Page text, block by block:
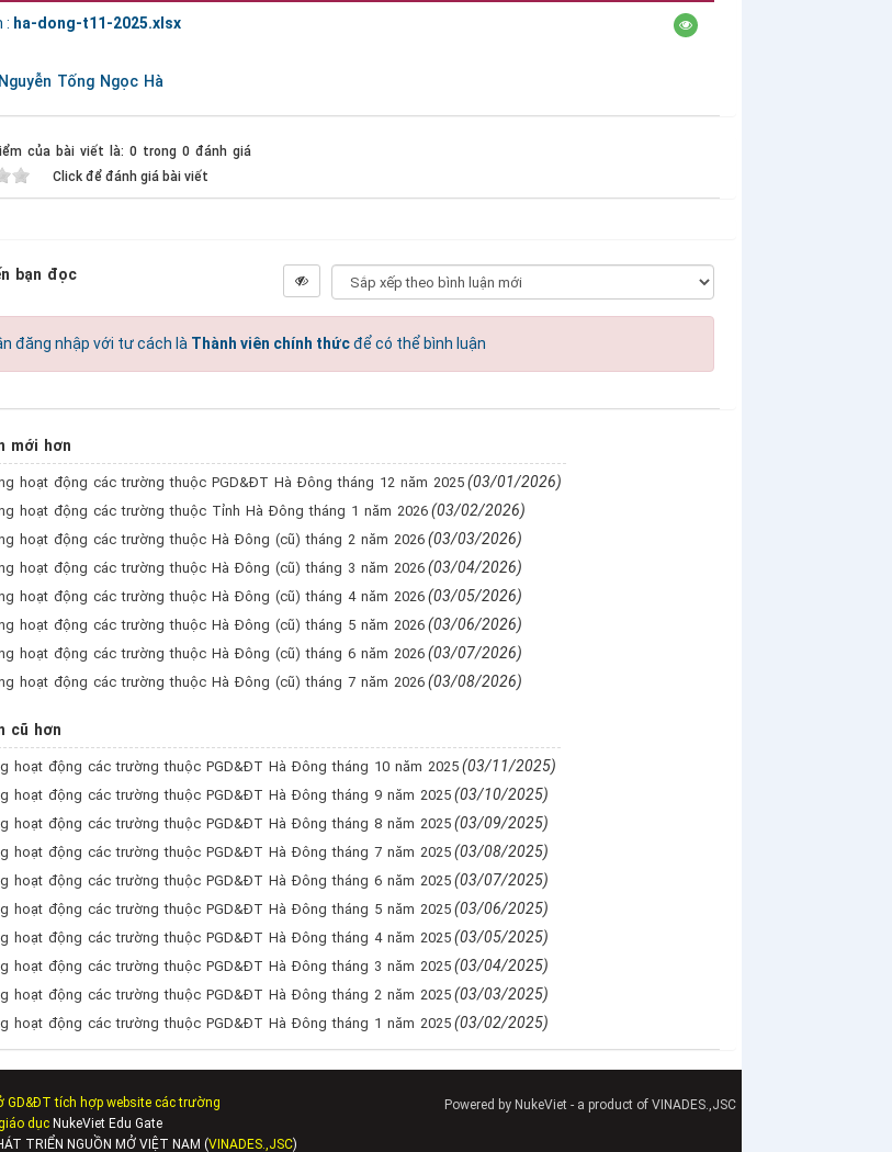
: ha-dong-t11-2025.xlsx
Nguyễn Tống Ngọc Hà
của bài viết là: 0 trong 0 đánh giá
Click để đánh giá bài viết
bạn đọc
đăng nhập với tư cách là Thành viên chính thứcđể có thể bình luận
mới hơn
hoạt động các trường thuộc PGD&ĐT Hà Đông tháng 12 năm 2025 (03/01/2026)
hoạt động các trường thuộc Tỉnh Hà Đông tháng 1 năm 2026 (03/02/2026)
hoạt động các trường thuộc Hà Đông (cũ) tháng 2 năm 2026 (03/03/2026)
hoạt động các trường thuộc Hà Đông (cũ) tháng 3 năm 2026 (03/04/2026)
hoạt động các trường thuộc Hà Đông (cũ) tháng 4 năm 2026 (03/05/2026)
hoạt động các trường thuộc Hà Đông (cũ) tháng 5 năm 2026 (03/06/2026)
hoạt động các trường thuộc Hà Đông (cũ) tháng 6 năm 2026 (03/07/2026)
hoạt động các trường thuộc Hà Đông (cũ) tháng 7 năm 2026 (03/08/2026)
cũ hơn
hoạt động các trường thuộc PGD&ĐT Hà Đông tháng 10 năm 2025 (03/11/2025)
hoạt động các trường thuộc PGD&ĐT Hà Đông tháng 9 năm 2025 (03/10/2025)
hoạt động các trường thuộc PGD&ĐT Hà Đông tháng 8 năm 2025 (03/09/2025)
hoạt động các trường thuộc PGD&ĐT Hà Đông tháng 7 năm 2025 (03/08/2025)
hoạt động các trường thuộc PGD&ĐT Hà Đông tháng 6 năm 2025 (03/07/2025)
hoạt động các trường thuộc PGD&ĐT Hà Đông tháng 5 năm 2025 (03/06/2025)
hoạt động các trường thuộc PGD&ĐT Hà Đông tháng 4 năm 2025 (03/05/2025)
hoạt động các trường thuộc PGD&ĐT Hà Đông tháng 3 năm 2025 (03/04/2025)
hoạt động các trường thuộc PGD&ĐT Hà Đông tháng 2 năm 2025 (03/03/2025)
hoạt động các trường thuộc PGD&ĐT Hà Đông tháng 1 năm 2025 (03/02/2025)
GD&ĐT tích hợp website các trường
dục NukeViet Edu Gate
TRIỂN NGUỒN MỞ VIỆT NAM (VINADES.,JSC)
Powered by NukeViet- a product of VINADES.,JSC